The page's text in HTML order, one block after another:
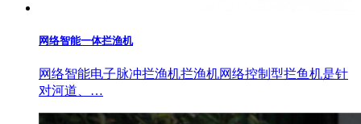
网络智能一体拦渔机
网络智能电子脉冲拦渔机拦渔机网络控制型拦鱼机是针
对河道、…